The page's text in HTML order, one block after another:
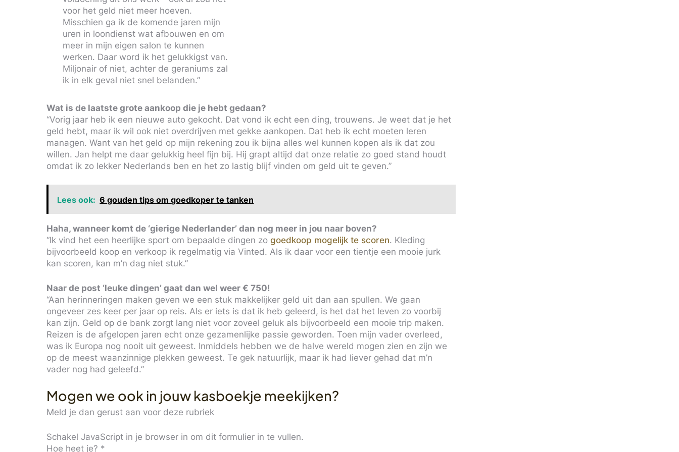
voor het geld niet meer hoeven.
Misschien ga ik de komende jaren mijn
uren in loondienst wat afbouwen en om
meer in mijn eigen salon te kunnen
werken. Daar word ik het gelukkigst van.
Miljonair of niet, achter de geraniums zal
ik in elk geval niet snel belanden.”
Wat is de laatste grote aankoop die je hebt gedaan?
“Vorig jaar heb ik een nieuwe auto gekocht. Dat vond ik echt een ding, trouwens. Je weet dat je het
geld hebt, maar ik wil ook niet overdrijven met gekke aankopen. Dat heb ik echt moeten leren
managen. Want van het geld op mijn rekening zou ik bijna alles wel kunnen kopen als ik dat zou
willen. Jan helpt me daar gelukkig heel fijn bij. Hij grapt altijd dat onze relatie zo goed stand houdt
omdat ik zo lekker Nederlands ben en het zo lastig blijf vinden om geld uit te geven.”
Lees ook: 6 gouden tips om goedkoper te tanken
Haha, wanneer komt de ‘gierige Nederlander’ dan nog meer in jou naar boven?
“Ik vind het een heerlijke sport om bepaalde dingen zo goedkoop mogelijk te scoren. Kleding
bijvoorbeeld koop en verkoop ik regelmatig via Vinted. Als ik daar voor een tientje een mooie jurk
kan scoren, kan m’n dag niet stuk.”
Naar de post ‘leuke dingen’ gaat dan wel weer € 750!
“Aan herinneringen maken geven we een stuk makkelijker geld uit dan aan spullen. We gaan
ongeveer zes keer per jaar op reis. Als er iets is dat ik heb geleerd, is het dat het leven zo voorbij
kan zijn. Geld op de bank zorgt lang niet voor zoveel geluk als bijvoorbeeld een mooie trip maken.
Reizen is de afgelopen jaren echt onze gezamenlijke passie geworden. Toen mijn vader overleed,
was ik Europa nog nooit uit geweest. Inmiddels hebben we de halve wereld mogen zien en zijn we
op de meest waanzinnige plekken geweest. Te gek natuurlijk, maar ik had liever gehad dat m’n
vader nog had geleefd.”
Mogen we ook in jouw kasboekje meekijken?
Meld je dan gerust aan voor deze rubriek
Schakel JavaScript in je browser in om dit formulier in te vullen.
Hoe heet je? *